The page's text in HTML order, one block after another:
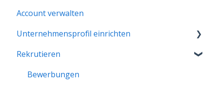
Account verwalten
Unternehmensprofil einrichten
Erste Schritte
Unternehmensprofil verwalten
Rekrutieren
Bewerbungen